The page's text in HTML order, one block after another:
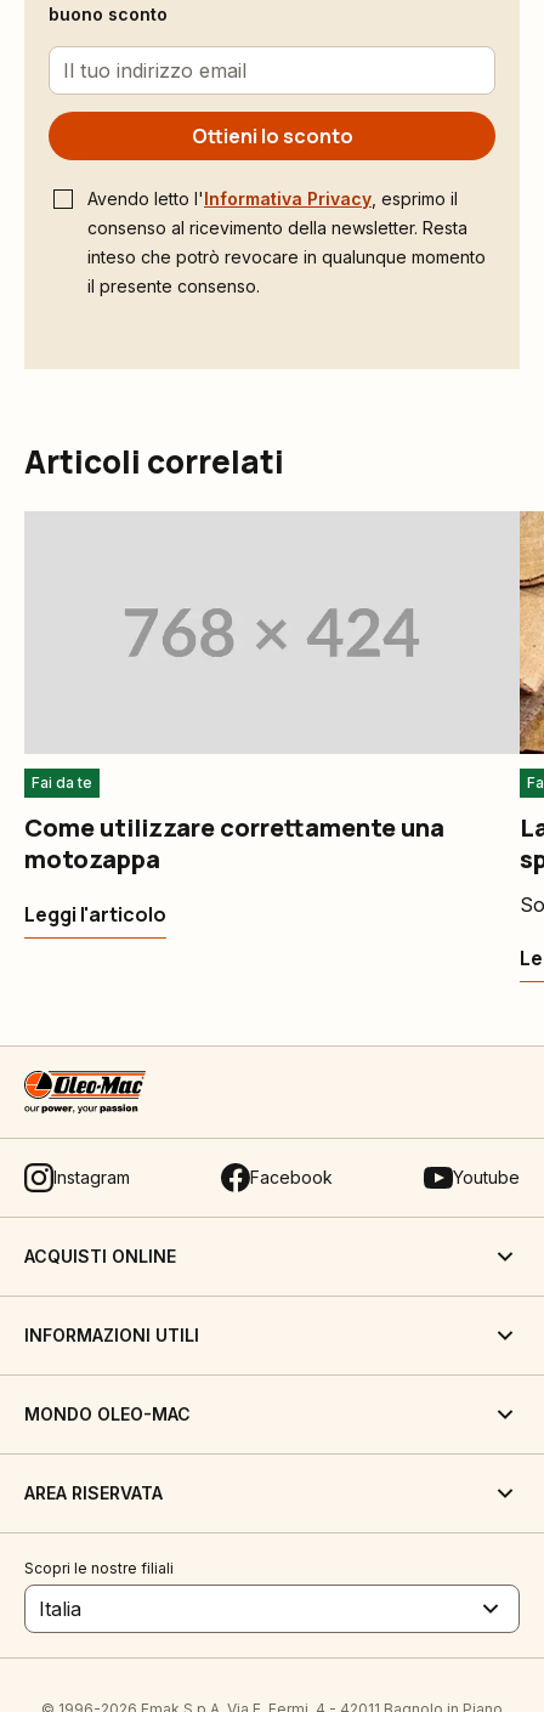
buono sconto
Ottieni lo sconto
Avendo letto l'Informativa Privacy , esprimo il
consenso al ricevimento della newsletter. Resta
inteso che potrò revocare in qualunque momento
il presente consenso.
Articoli correlati
Fai da te
Come utilizzare correttamente una
motozappa
Leggi l'articolo
Instagram Facebook Youtube
ACQUISTI ONLINE
INFORMAZIONI UTILI
MONDO OLEO-MAC
AREA RISERVATA
Scopri le nostre filiali
Italia